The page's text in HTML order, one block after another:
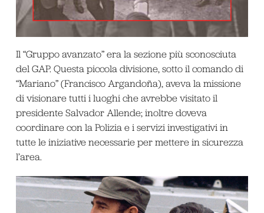
Il “Gruppo avanzato” era la sezione più sconosciuta
del GAP. Questa piccola divisione, sotto il comando di
“Mariano” (Francisco Argandoña), aveva la missione
di visionare tutti i luoghi che avrebbe visitato il
presidente Salvador Allende; inoltre doveva
coordinare con la Polizia e i servizi investigativi in
tutte le iniziative necessarie per mettere in sicurezza
l’area.